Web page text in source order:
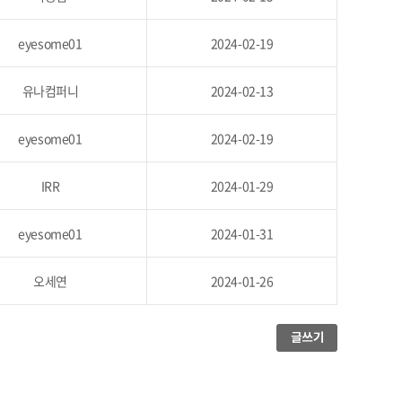
eyesome01 2024-02-19
유나컴퍼니 2024-02-13
eyesome01 2024-02-19
IRR 2024-01-29
eyesome01 2024-01-31
오세연 2024-01-26